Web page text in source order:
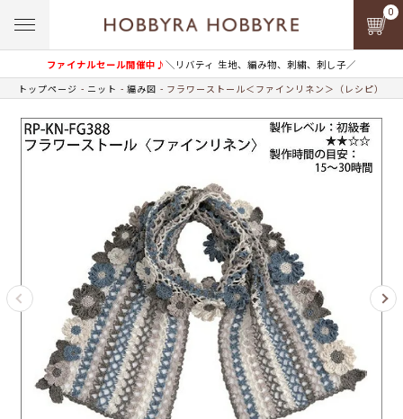
ファイナルセール開催中♪＼リバティ 生地、編み物、刺繍、刺し子／
0
トップページ ニット 編み図 フラワーストール＜ファインリネン＞（レシピ）